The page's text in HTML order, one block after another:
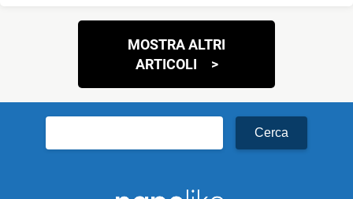
Navigazione
articoli
MOSTRA ALTRI
ARTICOLI
per: